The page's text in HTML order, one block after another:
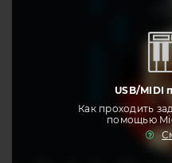
USB/MIDI
Как проходить
помощью